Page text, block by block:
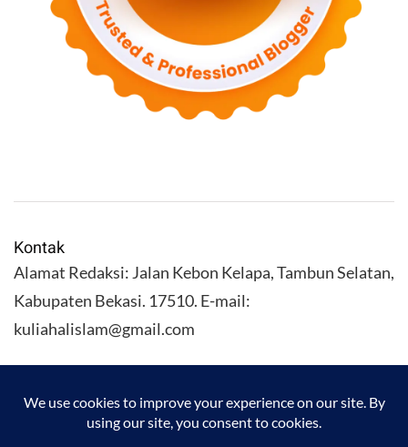
Kontak
Alamat Redaksi: Jalan Kebon Kelapa, Tambun Selatan,
Kabupaten Bekasi. 17510. E-mail:
kuliahalislam@gmail.com